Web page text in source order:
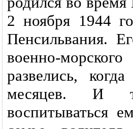
2 ноября 1944
Пенсильвания.
военно-
развелись,
месяцев. И
воспитываться